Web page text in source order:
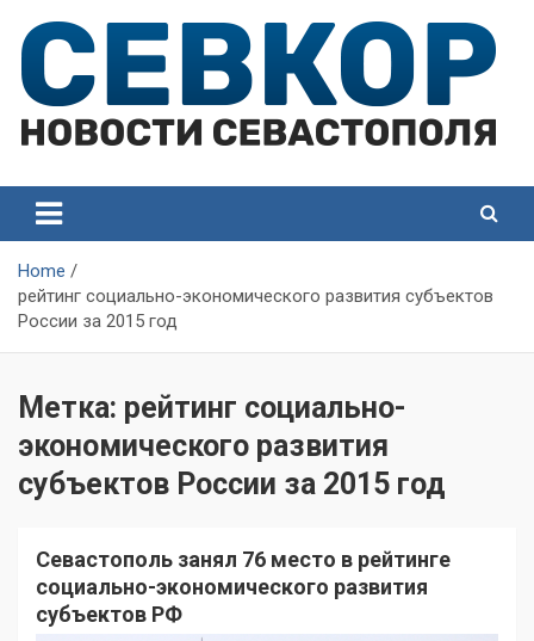
content
Севастополя
Севастополя
Home
рейтинг социально-экономического развития субъектов
России за 2015 год
Метка: рейтинг социально-
экономического развития
субъектов России за 2015 год
Севастополь занял 76 место в рейтинге
социально-экономического развития
субъектов РФ